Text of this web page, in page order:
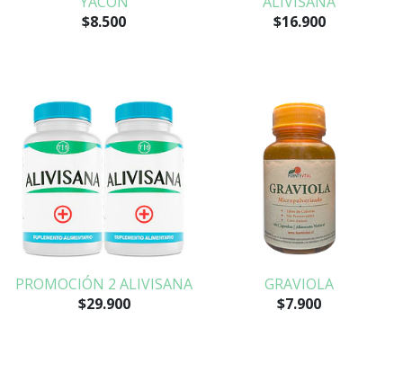
$8.500
$16.900
PROMOCIÓN 2 ALIVISANA
$29.900
GRAVIOLA
$7.900